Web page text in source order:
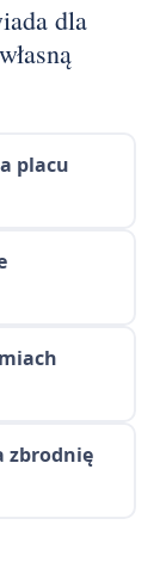
dla
placu
zbrodnię